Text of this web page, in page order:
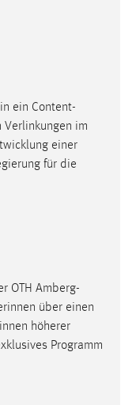
ein Content-
Verlinkungen im
einer
für die
OTH Amberg-
über einen
höherer
Programm